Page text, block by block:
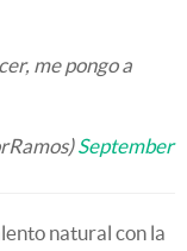
me pongo a
September
natural con la